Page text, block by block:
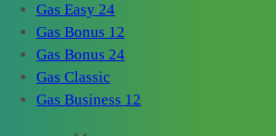
Gas Easy 24
Gas Bonus 12
Gas Bonus 24
Gas Classic
Gas Business 12